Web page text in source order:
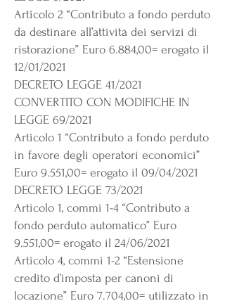
Articolo 2 “Contributo a fondo perduto
da destinare all’attività dei servizi di
ristorazione” Euro 6.884,00= erogato il
12/01/2021
DECRETO LEGGE 41/2021
CONVERTITO CON MODIFICHE IN
LEGGE 69/2021
Articolo 1 “Contributo a fondo perduto
in favore degli operatori economici”
Euro 9.551,00= erogato il 09/04/2021
DECRETO LEGGE 73/2021
Articolo 1, commi 1-4 “Contributo a
fondo perduto automatico” Euro
9.551,00= erogato il 24/06/2021
Articolo 4, commi 1-2 “Estensione
credito d’imposta per canoni di
locazione” Euro 7.704,00= utilizzato in